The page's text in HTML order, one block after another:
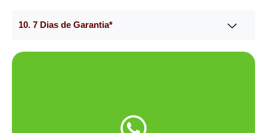
10. 7 Dias de Garantia*
Me chama no WhatsApp.